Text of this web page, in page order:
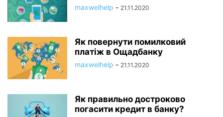
maxwelhelp - 21.11.2020
Як повернути помилковий
платіж в Ощадбанку
maxwelhelp - 21.11.2020
Як правильно достроково
погасити кредит в банку?